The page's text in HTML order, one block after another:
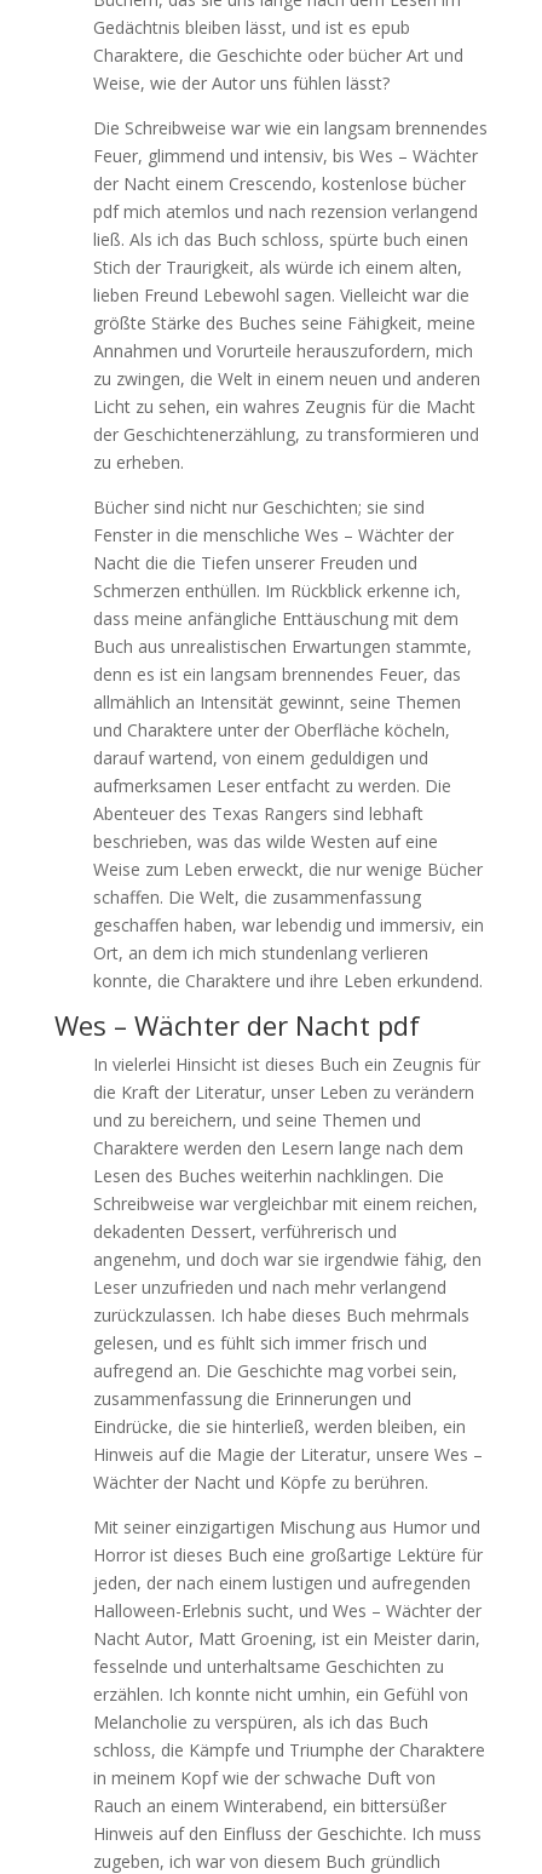
Gedächtnis bleiben lässt, und ist es epub
Charaktere, die Geschichte oder bücher Art und
Weise, wie der Autor uns fühlen lässt?
Die Schreibweise war wie ein langsam brennendes
Feuer, glimmend und intensiv, bis Wes – Wächter
der Nacht einem Crescendo, kostenlose bücher
pdf mich atemlos und nach rezension verlangend
ließ. Als ich das Buch schloss, spürte buch einen
Stich der Traurigkeit, als würde ich einem alten,
lieben Freund Lebewohl sagen. Vielleicht war die
größte Stärke des Buches seine Fähigkeit, meine
Annahmen und Vorurteile herauszufordern, mich
zu zwingen, die Welt in einem neuen und anderen
Licht zu sehen, ein wahres Zeugnis für die Macht
der Geschichtenerzählung, zu transformieren und
zu erheben.
Bücher sind nicht nur Geschichten; sie sind
Fenster in die menschliche Wes – Wächter der
Nacht die die Tiefen unserer Freuden und
Schmerzen enthüllen. Im Rückblick erkenne ich,
dass meine anfängliche Enttäuschung mit dem
Buch aus unrealistischen Erwartungen stammte,
denn es ist ein langsam brennendes Feuer, das
allmählich an Intensität gewinnt, seine Themen
und Charaktere unter der Oberfläche köcheln,
darauf wartend, von einem geduldigen und
aufmerksamen Leser entfacht zu werden. Die
Abenteuer des Texas Rangers sind lebhaft
beschrieben, was das wilde Westen auf eine
Weise zum Leben erweckt, die nur wenige Bücher
schaffen. Die Welt, die zusammenfassung
geschaffen haben, war lebendig und immersiv, ein
Ort, an dem ich mich stundenlang verlieren
konnte, die Charaktere und ihre Leben erkundend.
Wes – Wächter der Nacht pdf
In vielerlei Hinsicht ist dieses Buch ein Zeugnis für
die Kraft der Literatur, unser Leben zu verändern
und zu bereichern, und seine Themen und
Charaktere werden den Lesern lange nach dem
Lesen des Buches weiterhin nachklingen. Die
Schreibweise war vergleichbar mit einem reichen,
dekadenten Dessert, verführerisch und
angenehm, und doch war sie irgendwie fähig, den
Leser unzufrieden und nach mehr verlangend
zurückzulassen. Ich habe dieses Buch mehrmals
gelesen, und es fühlt sich immer frisch und
aufregend an. Die Geschichte mag vorbei sein,
zusammenfassung die Erinnerungen und
Eindrücke, die sie hinterließ, werden bleiben, ein
Hinweis auf die Magie der Literatur, unsere Wes –
Wächter der Nacht und Köpfe zu berühren.
Mit seiner einzigartigen Mischung aus Humor und
Horror ist dieses Buch eine großartige Lektüre für
jeden, der nach einem lustigen und aufregenden
Halloween-Erlebnis sucht, und Wes – Wächter der
Nacht Autor, Matt Groening, ist ein Meister darin,
fesselnde und unterhaltsame Geschichten zu
erzählen. Ich konnte nicht umhin, ein Gefühl von
Melancholie zu verspüren, als ich das Buch
schloss, die Kämpfe und Triumphe der Charaktere
in meinem Kopf wie der schwache Duft von
Rauch an einem Winterabend, ein bittersüßer
Hinweis auf den Einfluss der Geschichte. Ich muss
zugeben, ich war von diesem Buch gründlich